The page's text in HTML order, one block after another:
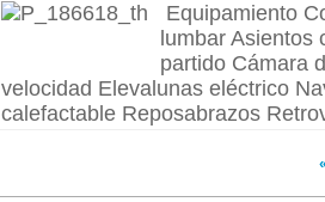
Equipamiento
lumbar Asientos
partido Cámara
velocidad Elevalunas eléctrico
calefactable Reposabrazos